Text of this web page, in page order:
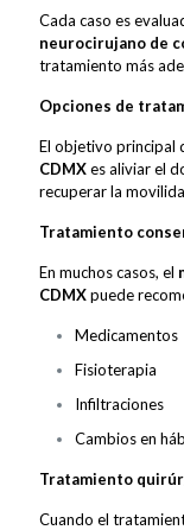
Cada caso es
neurocirujano de
tratamiento más
Opciones de
El objetivo principal
CDMXes aliviar el
recuperar la
Tratamiento
En muchos casos, el
CDMXpuede
Medicamentos
Fisioterapia
Infiltraciones
Cambios en
Tratamiento
Cuando el